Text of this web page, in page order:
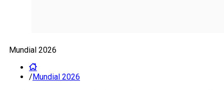
Mundial 2026
/Mundial 2026